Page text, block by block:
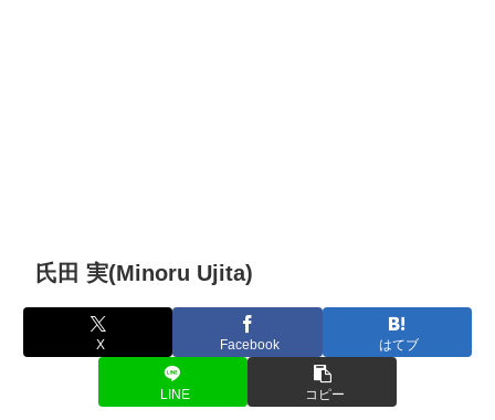
氏田 実(Minoru Ujita)
X Facebook はてブ
LINE コピー